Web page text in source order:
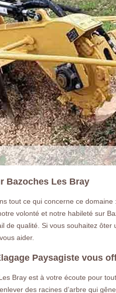
Bazoches Les Bray
tout ce qui concerne ce
volonté et notre habileté sur
qualité. Si vous souhaitez
aider.
Paysagiste vous
Bray est à votre écoute pour
des racines d’arbre qui